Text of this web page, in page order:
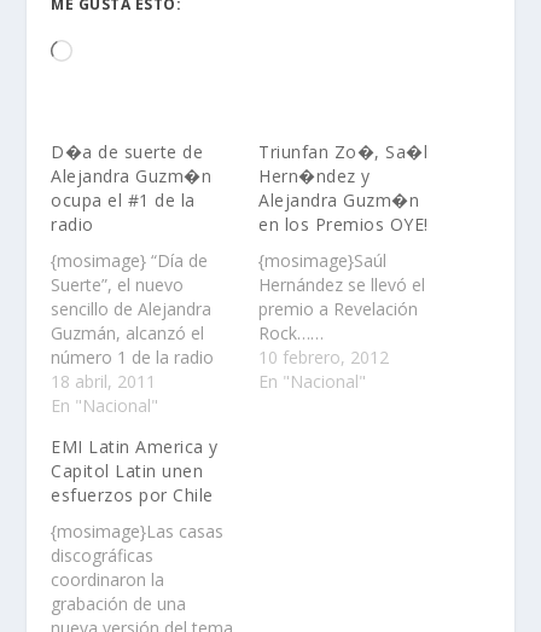
ME GUSTA ESTO:
Loading…
D�a de suerte de
Alejandra Guzm�n
ocupa el #1 de la
radio
{mosimage} “Día de
Suerte”, el nuevo
sencillo de Alejandra
Guzmán, alcanzó el
número 1 de la radio
nacional de pop en
español……
18 abril, 2011
En "Nacional"
Triunfan Zo�, Sa�l
Hern�ndez y
Alejandra Guzm�n
en los Premios OYE!
{mosimage}Saúl
Hernández se llevó el
premio a Revelación
Rock……
10 febrero, 2012
En "Nacional"
EMI Latin America y
Capitol Latin unen
esfuerzos por Chile
{mosimage}Las casas
discográficas
coordinaron la
grabación de una